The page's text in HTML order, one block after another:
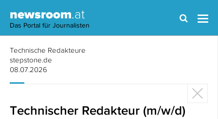
newsroom.at
Das Portal für Journalisten
Technische Redakteure
stepstone.de
08.07.2026
Technischer Redakteur (m/w/d)